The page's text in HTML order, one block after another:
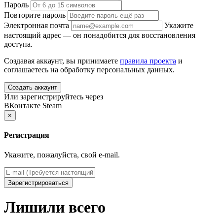
Пароль
Повторите пароль
Электронная почта
Укажите
настоящий адрес — он понадобится для восстановления
доступа.
Создавая аккаунт, вы принимаете правила проекта и
соглашаетесь на обработку персональных данных.
Создать аккаунт
Или зарегистрируйтесь через
ВКонтакте Steam
×
Регистрация
Укажите, пожалуйста, свой e-mail.
Зарегистрироваться
Лишили всего